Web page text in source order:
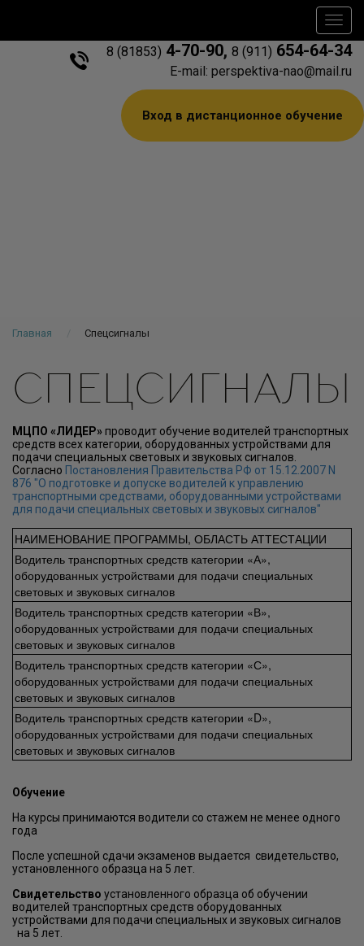
8 (81853) 4-70-90, 8 (911) 654-64-34
E-mail: perspektiva-nao@mail.ru
Вход в дистанционное обучение
Главная Спецсигналы
СПЕЦСИГНАЛЫ
МЦПО «ЛИДЕР»проводит обучение водителей транспортных
средств всех категории, оборудованных устройствами для
подачи специальных световых и звуковых сигналов.
Согласно Постановления Правительства РФ от 15.12.2007 N
876 "О подготовке и допуске водителей к управлению
транспортными средствами, оборудованными устройствами
для подачи специальных световых и звуковых сигналов"
НАИМЕНОВАНИЕ ПРОГРАММЫ, ОБЛАСТЬ АТТЕСТАЦИИ
Водитель транспортных средств категории «А»,
оборудованных устройствами для подачи специальных
световых и звуковых сигналов
Водитель транспортных средств категории «В»,
оборудованных устройствами для подачи специальных
световых и звуковых сигналов
Водитель транспортных средств категории «С»,
оборудованных устройствами для подачи специальных
световых и звуковых сигналов
Водитель транспортных средств категории «D»,
оборудованных устройствами для подачи специальных
световых и звуковых сигналов
Обучение
На курсы принимаются водители со стажем не менее одного
года
После успешной сдачи экзаменов выдается свидетельство,
установленного образца на 5 лет.
Свидетельство установленного образца об обучении
водителей транспортных средств оборудованных
устройствами для подачи специальных и звуковых сигналов
на 5 лет.